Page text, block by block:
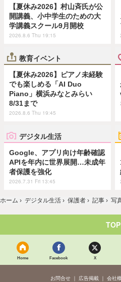
【夏休み2026】村山斉氏が公
開講義、小中学生のための大
学講義スクール9月開校
2026.8.6 Thu 19:15
教育イベント
【夏休み2026】ピアノ未経験
でも楽しめる「AI Duo
Piano」横浜みなとみらい
8/31まで
2026.8.6 Thu 19:45
デジタル生活
Google、アプリ向け年齢確認
APIを年内に世界展開…未成年
者保護を強化
2026.7.31 Fri 13:45
ホーム › デジタル生活 › 保護者 › 記事 › 写
TOP
Home Facebook X
お問合せ 広告掲載 会社